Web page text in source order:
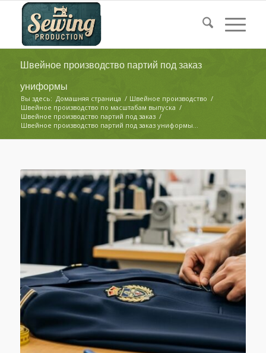
Швейное производство партий под заказ
униформы
Вы здесь: Домашняя страница / Швейное производство /
Швейное производство по масштабам выпуска /
Швейное производство партий под заказ /
Швейное производство партий под заказ униформы...